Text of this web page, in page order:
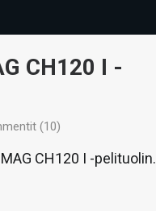
CH120 I -
(10)
CH120 I -pelituolin.